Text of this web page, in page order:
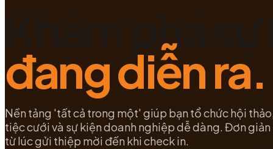
Khám phá
đang diễn ra.
Nền tảng 'tất cả trong một' giúp bạn tổ chức hội
tiệc cưới và sự kiện doanh nghiệp dễ dàng. Đơn giản
từ lúc gửi thiệp mời đến khi check in.